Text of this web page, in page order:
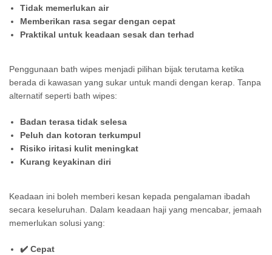
Tidak memerlukan air
Memberikan rasa segar dengan cepat
Praktikal untuk keadaan sesak dan terhad
Penggunaan bath wipes menjadi pilihan bijak terutama ketika
berada di kawasan yang sukar untuk mandi dengan kerap. Tanpa
alternatif seperti bath wipes:
Badan terasa tidak selesa
Peluh dan kotoran terkumpul
Risiko iritasi kulit meningkat
Kurang keyakinan diri
Keadaan ini boleh memberi kesan kepada pengalaman ibadah
secara keseluruhan. Dalam keadaan haji yang mencabar, jemaah
memerlukan solusi yang:
✔️ Cepat